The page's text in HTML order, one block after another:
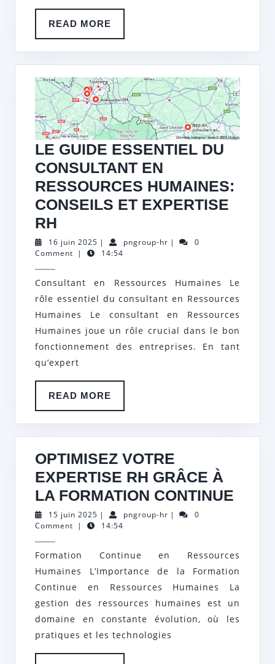
READ MORE
MORE
LE GUIDE ESSENTIEL DU
CONSULTANT EN
RESSOURCES HUMAINES:
CONSEILS ET EXPERTISE
RH
GUIDE
ESSENTIEL
DU
CONSULTANT
EN
RESSOURCES
HUMAINES:
CONSEILS
ET
EXPERTISE
RH
16 juin 2025 16
juin
| pngroup-hrpngroup-
|
0
Comment | 14:54
Consultant en Ressources Humaines Le
rôle essentiel du consultant en Ressources
Humaines Le consultant en Ressources
Humaines joue un rôle crucial dans le bon
fonctionnement des entreprises. En tant
qu’expert
READ MORE
MORE
OPTIMISEZ VOTRE
EXPERTISE RH GRÂCE À
LA FORMATION CONTINUE
RH
À
LA
15 juin 2025 15
juin
| pngroup-hrpngroup-
|
0
Comment | 14:54
Formation Continue en Ressources
Humaines L’Importance de la Formation
Continue en Ressources Humaines La
gestion des ressources humaines est un
domaine en constante évolution, où les
pratiques et les technologies